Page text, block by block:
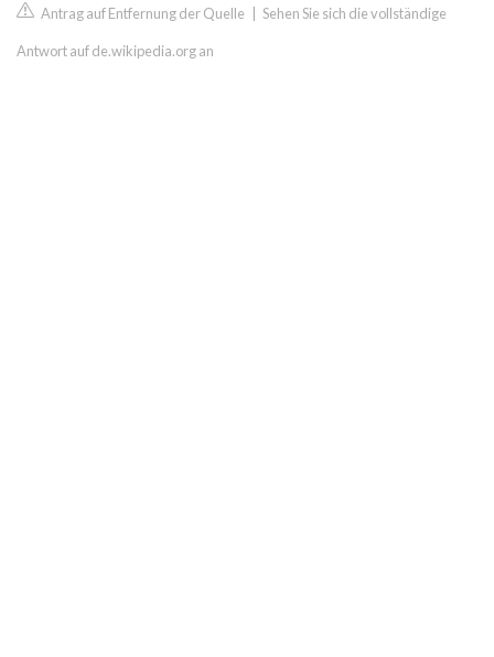
Antrag auf Entfernung der Quelle Sehen Sie sich die vollständige
Antwort auf de.wikipedia.org an